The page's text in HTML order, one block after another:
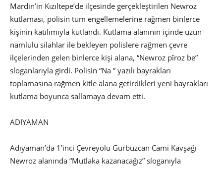
Mardin’in Kızıltepe’de ilçesinde gerçekleştirilen Newroz
kutlaması, polisin tüm engellemelerine rağmen binlerce
kişinin katılımıyla kutlandı. Kutlama alanının içinde uzun
namlulu silahlar ile bekleyen polislere rağmen çevre
ilçelerinden gelen binlerce kişi alana, “Newroz pîroz be”
sloganlarıyla girdi. Polisin “Na ” yazılı bayrakları
toplamasına rağmen kitle alana getirdikleri yeni bayrakları
kutlama boyunca sallamaya devam etti.
ADIYAMAN
Adıyaman’da 1’inci Çevreyolu Gürbüzcan Cami Kavşağı
Newroz alanında “Mutlaka kazanacağız” sloganıyla